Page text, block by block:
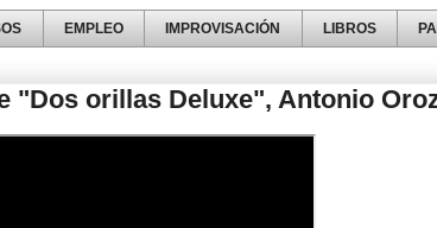
EMPLEO IMPROVISACIÓN LIBROS
"Dos orillas Deluxe", Antonio